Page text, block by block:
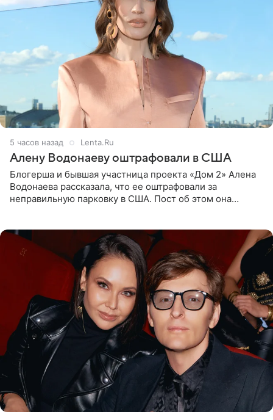
5 часов назад Lenta.Ru
Алену Водонаеву оштрафовали в США
Блогерша и бывшая участница проекта «Дом 2» Алена
Водонаева рассказала, что ее оштрафовали за
неправильную парковку в США. Пост об этом она